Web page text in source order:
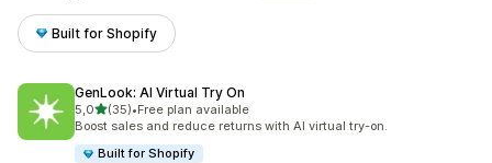
Built for Shopify
GenLook: AI Virtual Try On
5,05 yıldız üzerinden
(35)
toplam 35 değerlendirme
•Free plan available
Boost sales and reduce returns with AI virtual try-on.
Built for Shopify